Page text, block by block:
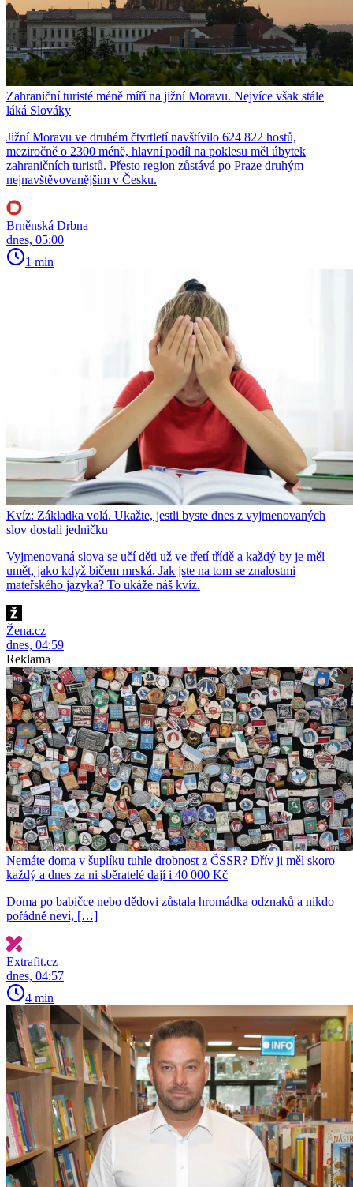
Zahraniční turisté méně míří na jižní Moravu. Nejvíce však stále
láká Slováky
Jižní Moravu ve druhém čtvrtletí navštívilo 624 822 hostů,
meziročně o 2300 méně, hlavní podíl na poklesu měl úbytek
zahraničních turistů. Přesto region zůstává po Praze druhým
nejnavštěvovanějším v Česku.
Brněnská Drbna
dnes, 05:00
1 min
Kvíz: Základka volá. Ukažte, jestli byste dnes z vyjmenovaných
slov dostali jedničku
Vyjmenovaná slova se učí děti už ve třetí třídě a každý by je měl
umět, jako když bičem mrská. Jak jste na tom se znalostmi
mateřského jazyka? To ukáže náš kvíz.
Žena.cz
dnes, 04:59
Reklama
Nemáte doma v šuplíku tuhle drobnost z ČSSR? Dřív ji měl skoro
každý a dnes za ni sběratelé dají i 40 000 Kč
Doma po babičce nebo dědovi zůstala hromádka odznaků a nikdo
pořádně neví, […]
Extrafit.cz
dnes, 04:57
4 min